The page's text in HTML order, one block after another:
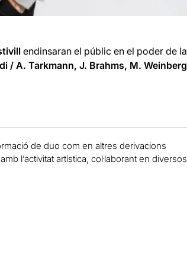
endinsaran el públic en el poder de la
/ A. Tarkmann, J. Brahms, M. Weinberg
de duo com en altres derivacions
l’activitat artística, col·laborant en diversos